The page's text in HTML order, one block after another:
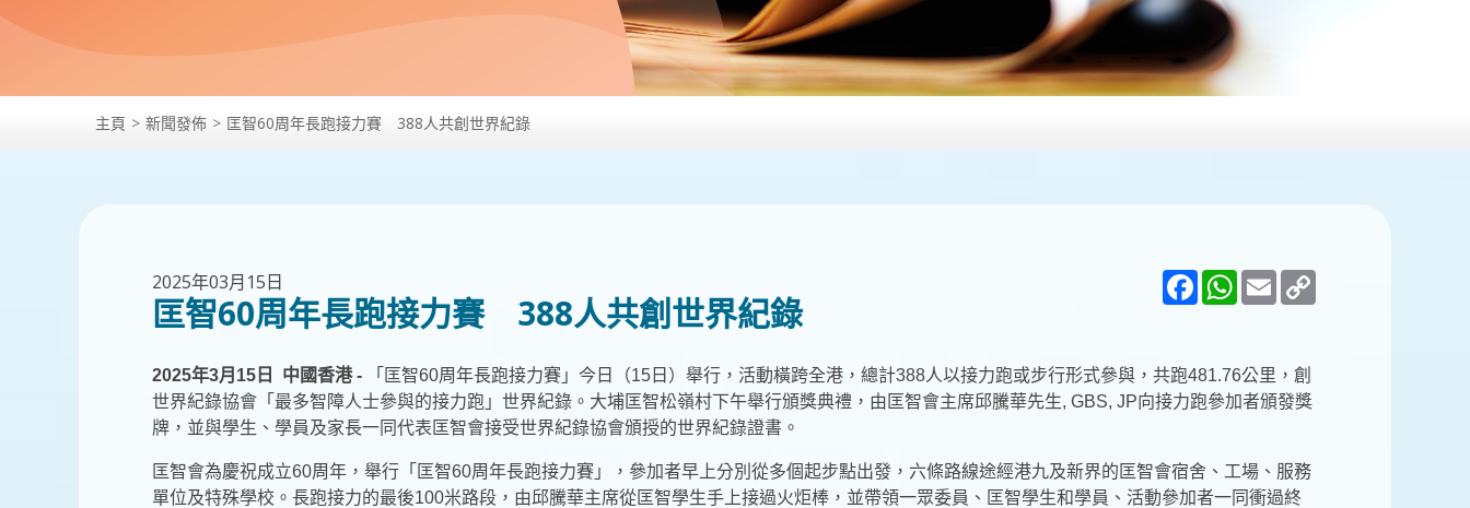
主頁 新聞發佈 匡智60周年長跑接力賽 388人共創世界紀錄
FacebookWhatsApp
EmailCopy
Link
2025年03月15日
匡智60周年長跑接力賽 388人共創世界紀錄
2025年3月15日 中國香港 -
「匡智60周年長跑接力賽」今日（15日）舉行，活動橫跨全港，總計388人以接力跑或步行形式參與，共跑481.76公里，創
世界紀錄協會「最多智障人士參與的接力跑」世界紀錄。大埔匡智松嶺村下午舉行頒獎典禮，由匡智會主席邱騰華先生, GBS, JP向接力跑參加者頒發獎
牌，並與學生、學員及家長一同代表匡智會接受世界紀錄協會頒授的世界紀錄證書。
匡智會為慶祝成立60周年，舉行「匡智60周年長跑接力賽」，參加者早上分別從多個起步點出發，六條路線途經港九及新界的匡智會宿舍、工場、服務
單位及特殊學校。長跑接力的最後100米路段，由邱騰華主席從匡智學生手上接過火炬棒，並帶領一眾委員、匡智學生和學員、活動參加者一同衝過終